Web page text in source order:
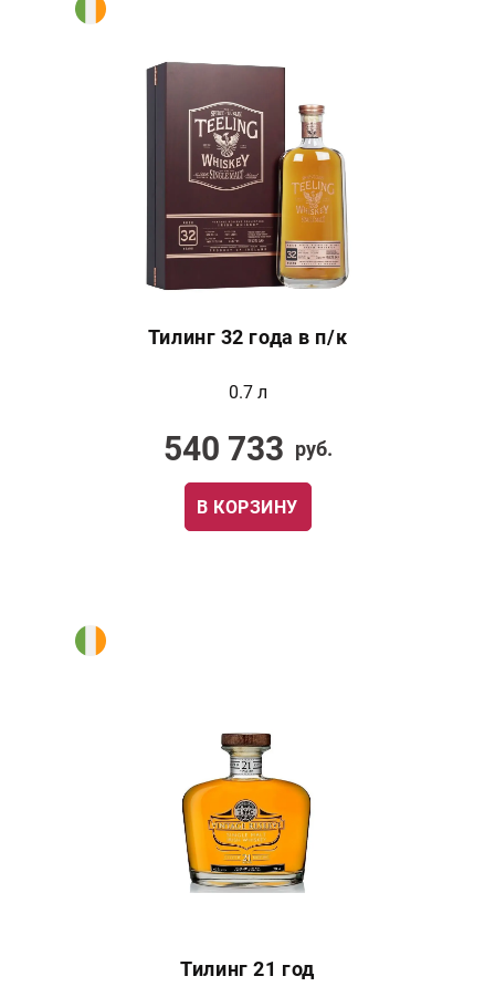
Тилинг 32 года в п/к
0.7 л
540 733 руб.
В КОРЗИНУ
Тилинг 21 год